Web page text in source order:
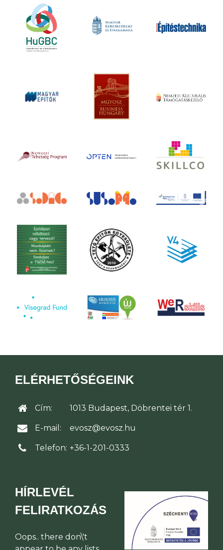
ELÉRHETŐSÉGEINK
Cím: 1013 Budapest, Döbrentei tér 1.
E-mail: evosz@evosz.hu
Telefon: +36-1-201-0333
HÍRLEVÉL
FELIRATKOZÁS
Oops.. there don\'t